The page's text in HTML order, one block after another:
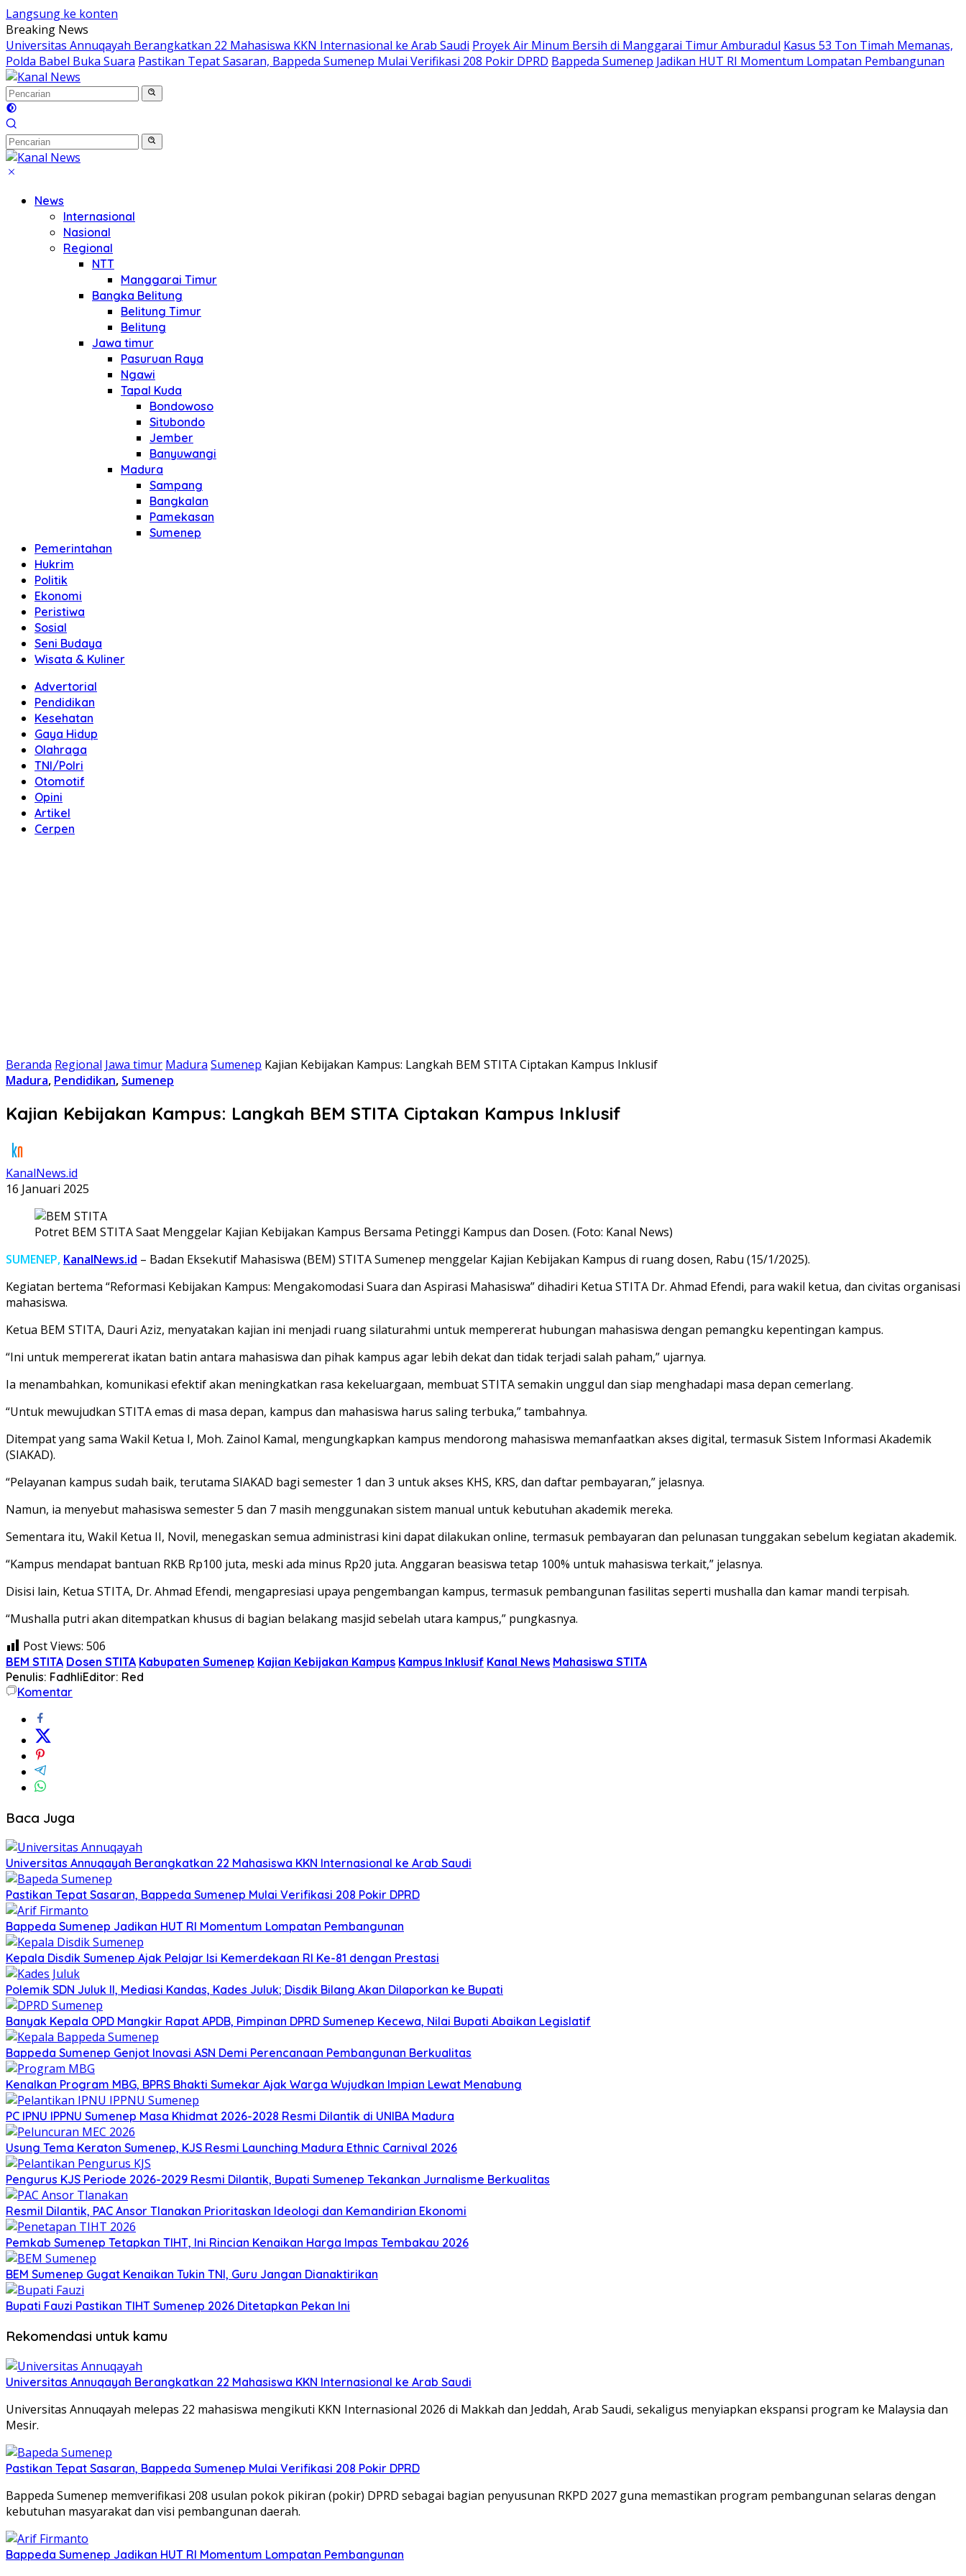
Langsung ke konten
Breaking News
Universitas Annuqayah Berangkatkan 22 Mahasiswa KKN Internasional ke Arab Saudi Proyek Air Minum Bersih di Manggarai Timur Amburadul Kasus 53 Ton Timah Memanas,
Polda Babel Buka Suara Pastikan Tepat Sasaran, Bappeda Sumenep Mulai Verifikasi 208 Pokir DPRD Bappeda Sumenep Jadikan HUT RI Momentum Lompatan Pembangunan
News
Internasional
Nasional
Regional
NTT
Manggarai Timur
Bangka Belitung
Belitung Timur
Belitung
Jawa timur
Pasuruan Raya
Ngawi
Tapal Kuda
Bondowoso
Situbondo
Jember
Banyuwangi
Madura
Sampang
Bangkalan
Pamekasan
Sumenep
Pemerintahan
Hukrim
Politik
Ekonomi
Peristiwa
Sosial
Seni Budaya
Wisata & Kuliner
Advertorial
Pendidikan
Kesehatan
Gaya Hidup
Olahraga
TNI/Polri
Otomotif
Opini
Artikel
Cerpen
Beranda Regional Jawa timur Madura Sumenep Kajian Kebijakan Kampus: Langkah BEM STITA Ciptakan Kampus Inklusif
Madura, Pendidikan, Sumenep
Kajian Kebijakan Kampus: Langkah BEM STITA Ciptakan Kampus Inklusif
KanalNews.id
16 Januari 2025
Potret BEM STITA Saat Menggelar Kajian Kebijakan Kampus Bersama Petinggi Kampus dan Dosen. (Foto: Kanal News)
SUMENEP, KanalNews.id – Badan Eksekutif Mahasiswa (BEM) STITA Sumenep menggelar Kajian Kebijakan Kampus di ruang dosen, Rabu (15/1/2025).
Kegiatan bertema “Reformasi Kebijakan Kampus: Mengakomodasi Suara dan Aspirasi Mahasiswa” dihadiri Ketua STITA Dr. Ahmad Efendi, para wakil ketua, dan civitas organisasi
mahasiswa.
Ketua BEM STITA, Dauri Aziz, menyatakan kajian ini menjadi ruang silaturahmi untuk mempererat hubungan mahasiswa dengan pemangku kepentingan kampus.
“Ini untuk mempererat ikatan batin antara mahasiswa dan pihak kampus agar lebih dekat dan tidak terjadi salah paham,” ujarnya.
Ia menambahkan, komunikasi efektif akan meningkatkan rasa kekeluargaan, membuat STITA semakin unggul dan siap menghadapi masa depan cemerlang.
“Untuk mewujudkan STITA emas di masa depan, kampus dan mahasiswa harus saling terbuka,” tambahnya.
Ditempat yang sama Wakil Ketua I, Moh. Zainol Kamal, mengungkapkan kampus mendorong mahasiswa memanfaatkan akses digital, termasuk Sistem Informasi Akademik
(SIAKAD).
“Pelayanan kampus sudah baik, terutama SIAKAD bagi semester 1 dan 3 untuk akses KHS, KRS, dan daftar pembayaran,” jelasnya.
Namun, ia menyebut mahasiswa semester 5 dan 7 masih menggunakan sistem manual untuk kebutuhan akademik mereka.
Sementara itu, Wakil Ketua II, Novil, menegaskan semua administrasi kini dapat dilakukan online, termasuk pembayaran dan pelunasan tunggakan sebelum kegiatan akademik.
“Kampus mendapat bantuan RKB Rp100 juta, meski ada minus Rp20 juta. Anggaran beasiswa tetap 100% untuk mahasiswa terkait,” jelasnya.
Disisi lain, Ketua STITA, Dr. Ahmad Efendi, mengapresiasi upaya pengembangan kampus, termasuk pembangunan fasilitas seperti mushalla dan kamar mandi terpisah.
“Mushalla putri akan ditempatkan khusus di bagian belakang masjid sebelah utara kampus,” pungkasnya.
Post Views: 506
BEM STITA Dosen STITA Kabupaten Sumenep Kajian Kebijakan Kampus Kampus Inklusif Kanal News Mahasiswa STITA
Penulis: FadhliEditor: Red
Komentar
Baca Juga
Universitas Annuqayah Berangkatkan 22 Mahasiswa KKN Internasional ke Arab Saudi
Pastikan Tepat Sasaran, Bappeda Sumenep Mulai Verifikasi 208 Pokir DPRD
Bappeda Sumenep Jadikan HUT RI Momentum Lompatan Pembangunan
Kepala Disdik Sumenep Ajak Pelajar Isi Kemerdekaan RI Ke-81 dengan Prestasi
Polemik SDN Juluk II, Mediasi Kandas, Kades Juluk; Disdik Bilang Akan Dilaporkan ke Bupati
Banyak Kepala OPD Mangkir Rapat APDB, Pimpinan DPRD Sumenep Kecewa, Nilai Bupati Abaikan Legislatif
Bappeda Sumenep Genjot Inovasi ASN Demi Perencanaan Pembangunan Berkualitas
Kenalkan Program MBG, BPRS Bhakti Sumekar Ajak Warga Wujudkan Impian Lewat Menabung
PC IPNU IPPNU Sumenep Masa Khidmat 2026-2028 Resmi Dilantik di UNIBA Madura
Usung Tema Keraton Sumenep, KJS Resmi Launching Madura Ethnic Carnival 2026
Pengurus KJS Periode 2026-2029 Resmi Dilantik, Bupati Sumenep Tekankan Jurnalisme Berkualitas
Resmil Dilantik, PAC Ansor Tlanakan Prioritaskan Ideologi dan Kemandirian Ekonomi
Pemkab Sumenep Tetapkan TIHT, Ini Rincian Kenaikan Harga Impas Tembakau 2026
BEM Sumenep Gugat Kenaikan Tukin TNI, Guru Jangan Dianaktirikan
Bupati Fauzi Pastikan TIHT Sumenep 2026 Ditetapkan Pekan Ini
Rekomendasi untuk kamu
Universitas Annuqayah Berangkatkan 22 Mahasiswa KKN Internasional ke Arab Saudi
Universitas Annuqayah melepas 22 mahasiswa mengikuti KKN Internasional 2026 di Makkah dan Jeddah, Arab Saudi, sekaligus menyiapkan ekspansi program ke Malaysia dan
Mesir.
Pastikan Tepat Sasaran, Bappeda Sumenep Mulai Verifikasi 208 Pokir DPRD
Bappeda Sumenep memverifikasi 208 usulan pokok pikiran (pokir) DPRD sebagai bagian penyusunan RKPD 2027 guna memastikan program pembangunan selaras dengan
kebutuhan masyarakat dan visi pembangunan daerah.
Bappeda Sumenep Jadikan HUT RI Momentum Lompatan Pembangunan